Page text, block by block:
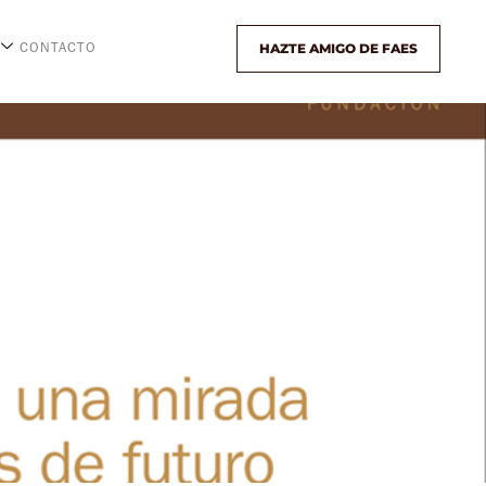
CONTACTO HAZTE AMIGO DE FAES
de futuro